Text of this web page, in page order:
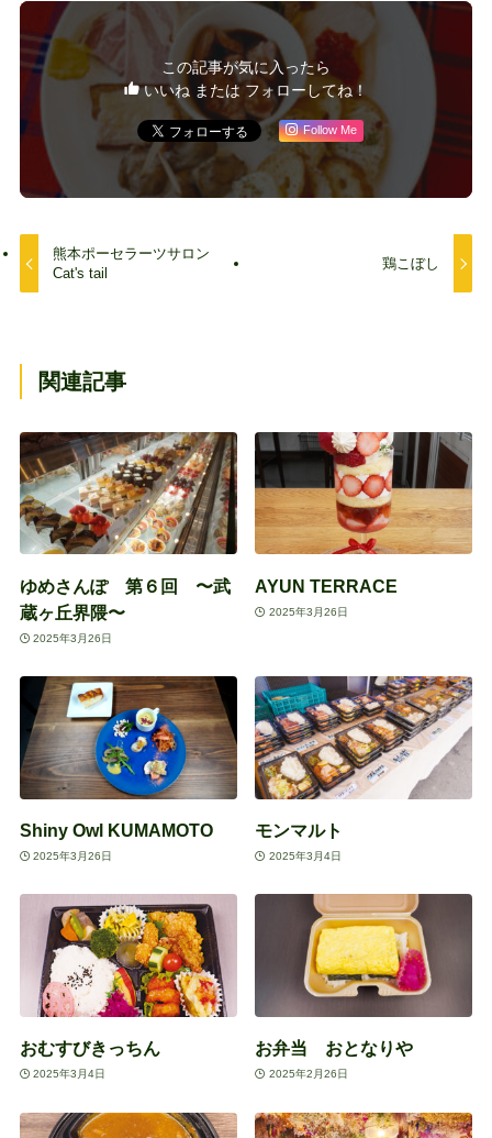
この記事が気に入ったら
いいね または フォローしてね！
Follow Me
熊本ポーセラーツサロン
Cat's tail
鶏こぼし
関連記事
ゆめさんぽ 第６回 〜武
蔵ヶ丘界隈〜
2025年3月26日
AYUN TERRACE
2025年3月26日
Shiny Owl KUMAMOTO
2025年3月26日
モンマルト
2025年3月4日
おむすびきっちん
2025年3月4日
お弁当 おとなりや
2025年2月26日